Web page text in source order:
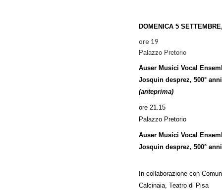
DOMENICA 5
ore 19
Palazzo Pretorio
Auser Musici Vocal
Josquin desprez, 500°
(anteprima)
ore 21.15
Palazzo Pretorio
Auser Musici Vocal
Josquin desprez, 500°
In collaborazione con
Calcinaia, Teatro di Pisa